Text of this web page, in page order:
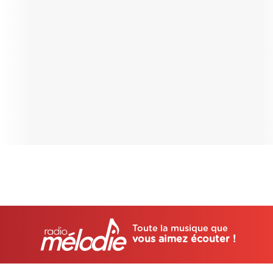
Toute la musique que
vous aimez écouter !